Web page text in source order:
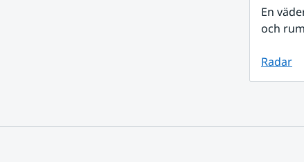
En
och
Radar